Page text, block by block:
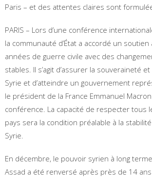
Paris – et des attentes claires sont
PARIS – Lors d’une conférence
la communauté d’État a accordé un
années de guerre civile avec des
stables. Il s’agit d’assurer la souveraineté
Syrie et d’atteindre un gouvernement
le président de la France Emmanuel
conférence. La capacité de respecter tous
pays sera la condition préalable à la
Syrie.
En décembre, le pouvoir syrien à long
Assad a été renversé après près de 14